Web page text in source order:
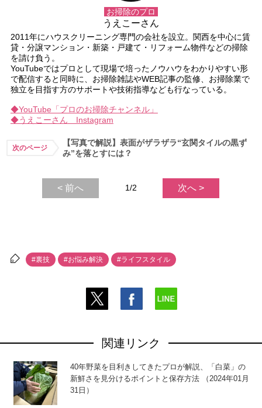
お掃除のプロ
うえこーさん
2011年にハウスクリーニング専門の会社を設立。関西を中心に賃
貸・分譲マンション・新築・戸建て・リフォーム物件などの掃除
を請け負う。
YouTubeではプロとして現場で培ったノウハウをわかりやすい形
で配信すると同時に、お掃除雑誌やWEB記事の監修、お掃除業で
独立を目指す方のサポートや技術指導なども行なっている。
◆YouTube「プロのお掃除チャンネル」
◆うえこーさん Instagram
次のページ
【写真で解説】表面がザラザラ“玄関タイルの黒ず
み”を落とすには？
< 前へ 1/2 次へ >
#裏技 #お悩み解決 #ライフスタイル
関連リンク
40年野菜を目利きしてきたプロが解説、「白菜」の
新鮮さを見分けるポイントと保存方法 （2024年01月
31日）